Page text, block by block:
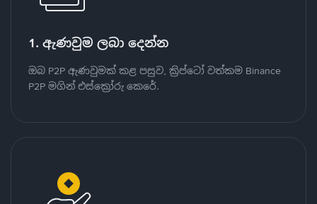
1. ඇණවුම ලබා දෙන්න
ඔබ P2P ඇණවුමක් කළ පසුව, ක්‍රිප්ටෝ වත්කම Binance
P2P මගින් එස්ක්‍රෝරු කෙරේ.